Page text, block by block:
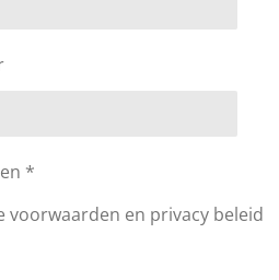
*
voorwaarden en privacy beleid